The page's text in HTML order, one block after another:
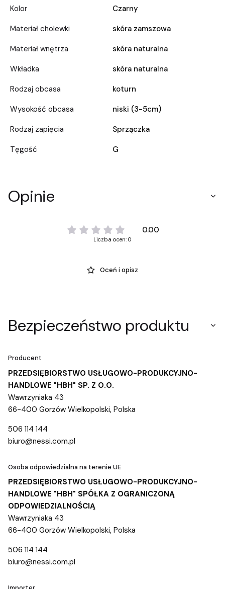
Kolor
Czarny
Materiał cholewki
skóra zamszowa
Materiał wnętrza
skóra naturalna
Wkładka
skóra naturalna
Rodzaj obcasa
koturn
Wysokość obcasa
niski (3-5cm)
Rodzaj zapięcia
Sprzączka
Tęgość
G
Opinie
0.00
Liczba ocen: 0
Oceń i opisz
Bezpieczeństwo produktu
Producent
PRZEDSIĘBIORSTWO USŁUGOWO-PRODUKCYJNO-
HANDLOWE "HBH" SP. Z O.O.
Wawrzyniaka 43
66-400 Gorzów Wielkopolski, Polska
506 114 144
biuro@nessi.com.pl
Osoba odpowiedzialna na terenie UE
PRZEDSIĘBIORSTWO USŁUGOWO-PRODUKCYJNO-
HANDLOWE "HBH" SPÓŁKA Z OGRANICZONĄ
ODPOWIEDZIALNOŚCIĄ
Wawrzyniaka 43
66-400 Gorzów Wielkopolski, Polska
506 114 144
biuro@nessi.com.pl